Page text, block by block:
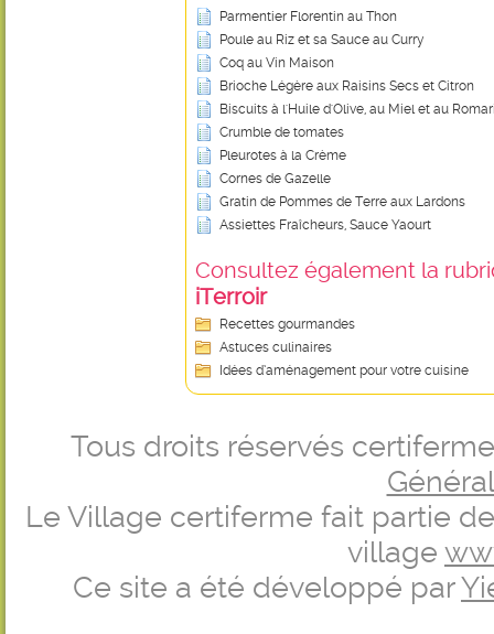
Parmentier Florentin au Thon
Poule au Riz et sa Sauce au Curry
Coq au Vin Maison
Brioche Légère aux Raisins Secs et Citron
Biscuits à l'Huile d'Olive, au Miel et au
Crumble de tomates
Pleurotes à la Crème
Cornes de Gazelle
Gratin de Pommes de Terre aux Lardons
Assiettes Fraîcheurs, Sauce Yaourt
Consultez également la
iTerroir
Recettes gourmandes
Astuces culinaires
Idées d’aménagement pour votre cuisine
Tous droits réservés
Le Village certiferme fait partie
village
Ce site a été développé par